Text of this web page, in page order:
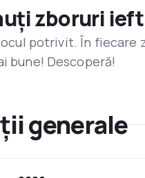
zboruri
potrivit. În fiecare
bune! Descoperă!
generale